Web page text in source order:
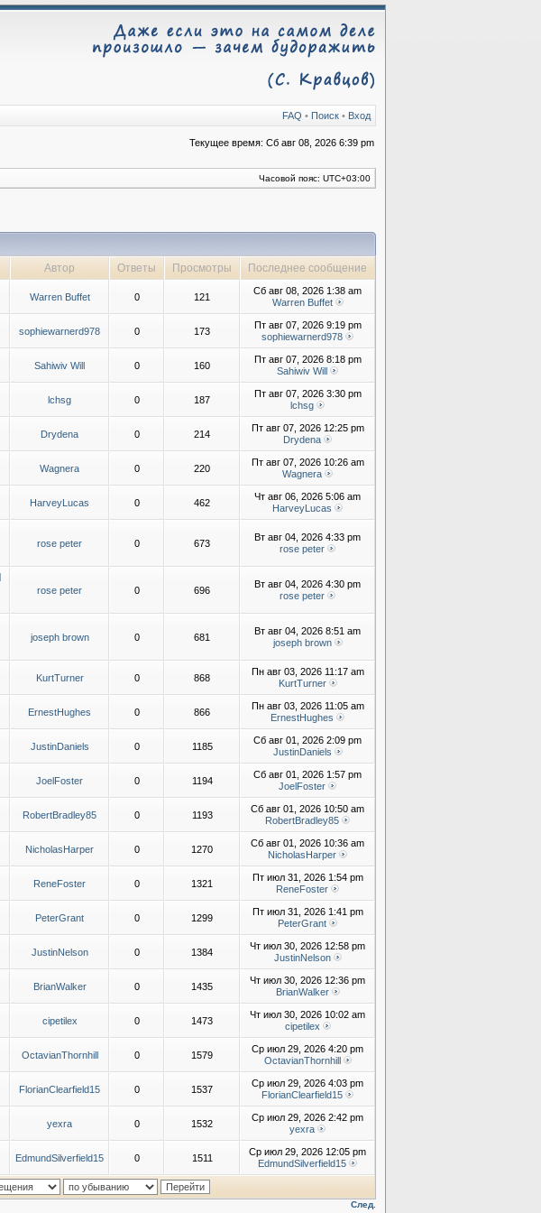
FAQ • Поиск • Вход
Текущее время: Сб авг 08, 2026 6:39 pm
Часовой пояс: UTC+03:00
Автор Ответы Просмотры
Последнее сообщение
Warren Buffet 0 121
Сб авг 08, 2026 1:38 am
Warren Buffet
sophiewarnerd978 0 173
Пт авг 07, 2026 9:19 pm
sophiewarnerd978
Sahiwiv Will 0 160
Пт авг 07, 2026 8:18 pm
Sahiwiv Will
lchsg 0 187
Пт авг 07, 2026 3:30 pm
lchsg
Drydena 0 214
Пт авг 07, 2026 12:25 pm
Drydena
Wagnera 0 220
Пт авг 07, 2026 10:26 am
Wagnera
HarveyLucas 0 462
Чт авг 06, 2026 5:06 am
HarveyLucas
rose peter 0 673
Вт авг 04, 2026 4:33 pm
rose peter
rose peter 0 696
Вт авг 04, 2026 4:30 pm
rose peter
joseph brown 0 681
Вт авг 04, 2026 8:51 am
joseph brown
KurtTurner 0 868
Пн авг 03, 2026 11:17 am
KurtTurner
ErnestHughes 0 866
Пн авг 03, 2026 11:05 am
ErnestHughes
JustinDaniels 0 1185
Сб авг 01, 2026 2:09 pm
JustinDaniels
JoelFoster 0 1194
Сб авг 01, 2026 1:57 pm
JoelFoster
RobertBradley85 0 1193
Сб авг 01, 2026 10:50 am
RobertBradley85
NicholasHarper 0 1270
Сб авг 01, 2026 10:36 am
NicholasHarper
ReneFoster 0 1321
Пт июл 31, 2026 1:54 pm
ReneFoster
PeterGrant 0 1299
Пт июл 31, 2026 1:41 pm
PeterGrant
JustinNelson 0 1384
Чт июл 30, 2026 12:58 pm
JustinNelson
BrianWalker 0 1435
Чт июл 30, 2026 12:36 pm
BrianWalker
cipetilex 0 1473
Чт июл 30, 2026 10:02 am
cipetilex
OctavianThornhill 0 1579
Ср июл 29, 2026 4:20 pm
OctavianThornhill
FlorianClearfield15 0 1537
Ср июл 29, 2026 4:03 pm
FlorianClearfield15
yexra 0 1532
Ср июл 29, 2026 2:42 pm
yexra
EdmundSilverfield15 0 1511
Ср июл 29, 2026 12:05 pm
EdmundSilverfield15
След.